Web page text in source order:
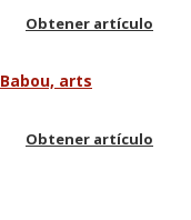
Obtener artículo
arts
Obtener artículo